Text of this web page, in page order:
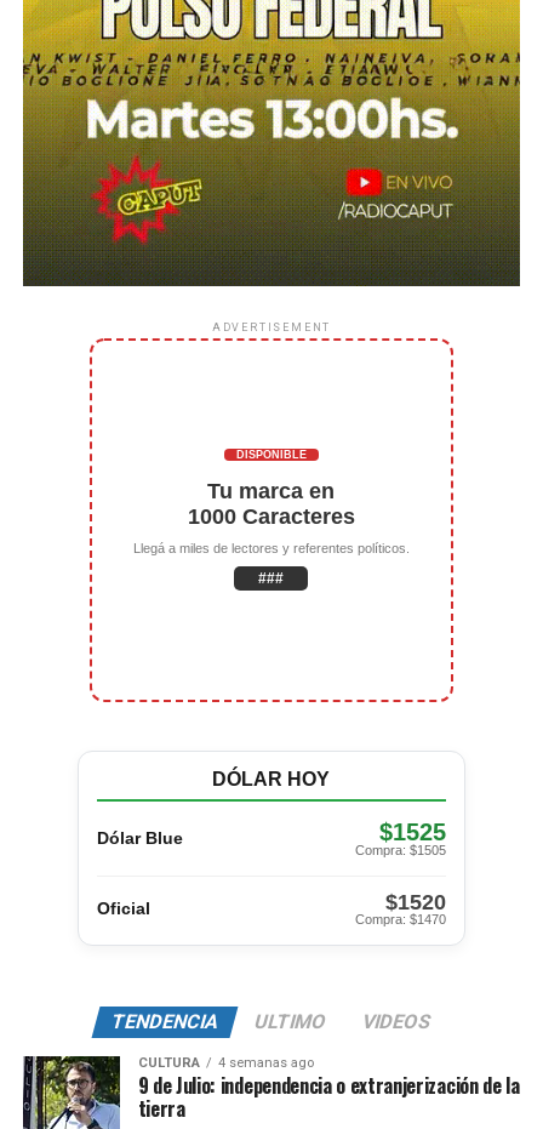
ADVERTISEMENT
DISPONIBLE
Tu marca en
1000 Caracteres
Llegá a miles de lectores y referentes políticos.
###
DÓLAR HOY
Dólar Blue $1525
Compra: $1505
Oficial $1520
Compra: $1470
TENDENCIA ULTIMO VIDEOS
CULTURA 4 semanas ago
9 de Julio: independencia o extranjerización de la
tierra